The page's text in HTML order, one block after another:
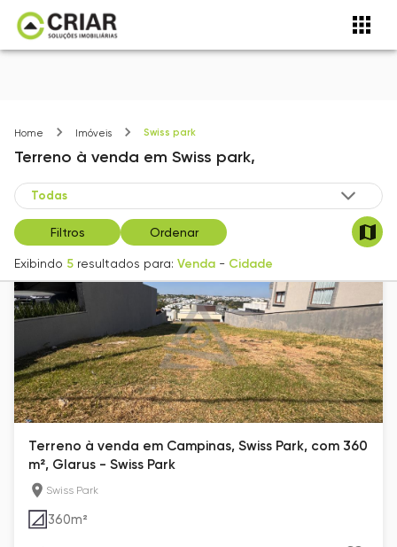
Home Imóveis Swiss park
Terreno à venda em Swiss park,
Filtros Ordenar
Exibindo 5 resultados para: Venda - Cidade
Terreno à venda em Campinas, Swiss Park, com 360
m², Glarus - Swiss Park
Swiss Park
360m²